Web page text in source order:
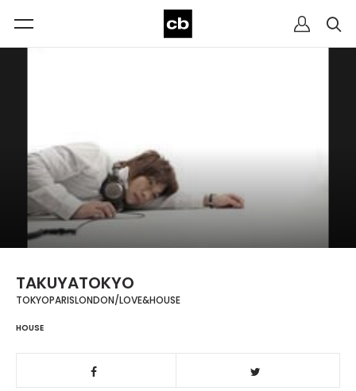
TAKUYATOKYO
TOKYOPARISLONDON/LOVE&HOUSE
HOUSE